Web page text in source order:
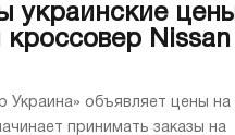
украинские цены
кроссовер Nissan
Украина» объявляет цены на
принимать заказы на